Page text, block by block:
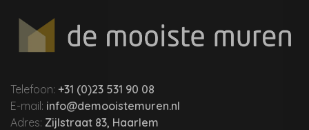
Telefoon: +31 (0)23 531 90 08
E-mail: info@demooistemuren.nl
Adres: Zijlstraat 83, Haarlem